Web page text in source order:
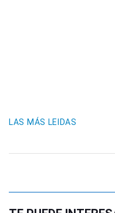
LAS MÁS LEIDAS